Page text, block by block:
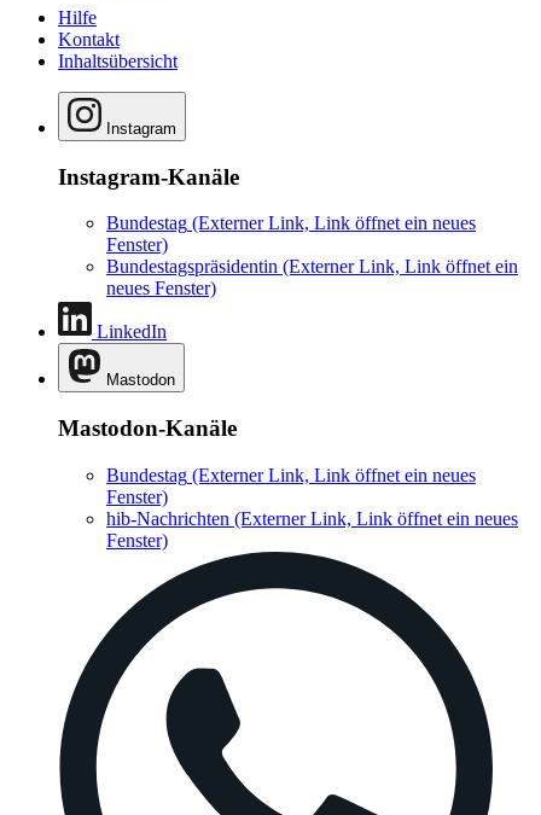
Hilfe
Kontakt
Inhaltsübersicht
Instagram
Instagram-Kanäle
Bundestag (Externer Link, Link öffnet ein neues
Fenster)
Bundestagspräsidentin (Externer Link, Link öffnet ein
neues Fenster)
LinkedIn
Mastodon
Mastodon-Kanäle
Bundestag (Externer Link, Link öffnet ein neues
Fenster)
hib-Nachrichten (Externer Link, Link öffnet ein neues
Fenster)